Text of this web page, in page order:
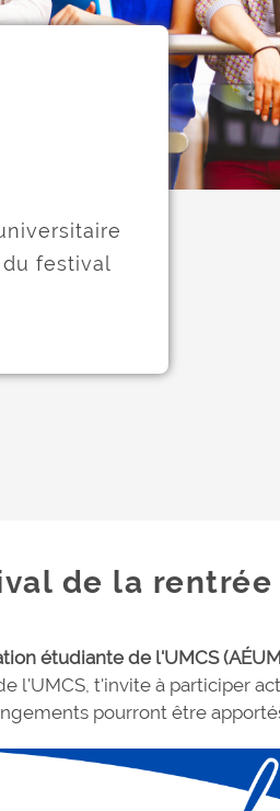
festival
de la rentrée
étudiante de l'UMCS
l'UMCS, t'invite à participer
pourront être